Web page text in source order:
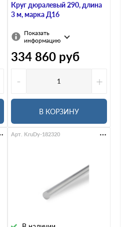
Круг дюралевый 290, длина
3 м, марка Д16
Показать
информацию
334 860 руб
-
+
В КОРЗИНУ
Арт. KruDy-182320